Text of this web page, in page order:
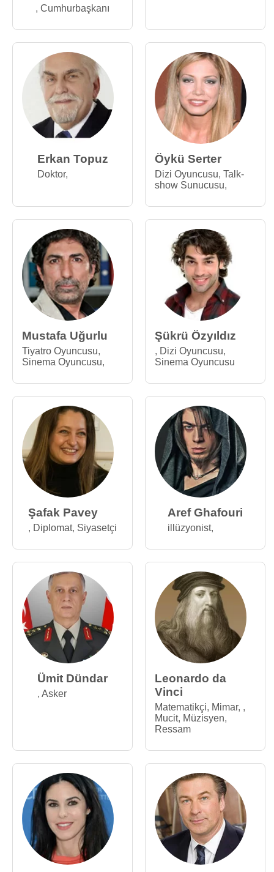
, Cumhurbaşkanı
Erkan Topuz
Doktor,
Öykü Serter
Dizi Oyuncusu, Talk-
show Sunucusu,
Mustafa Uğurlu
Tiyatro Oyuncusu,
Sinema Oyuncusu,
Şükrü Özyıldız
, Dizi Oyuncusu,
Sinema Oyuncusu
Şafak Pavey
, Diplomat, Siyasetçi
Aref Ghafouri
illüzyonist,
Ümit Dündar
, Asker
Leonardo da
Vinci
Matematikçi, Mimar, ,
Mucit, Müzisyen,
Ressam